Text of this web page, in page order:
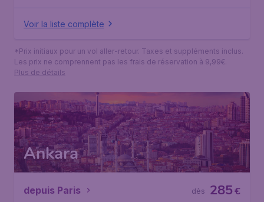
Voir la liste complète
*Prix initiaux pour un vol aller-retour. Taxes et suppléments inclus.
Les prix ne comprennent pas les frais de réservation à 9,99€.
Plus de détails
Ankara
depuis Paris €
285
dès